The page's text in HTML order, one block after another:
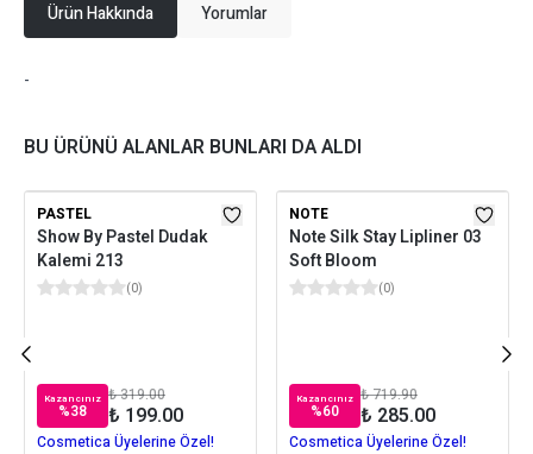
Ürün Hakkında Yorumlar
-
BU ÜRÜNÜ ALANLAR BUNLARI DA ALDI
PASTEL
Show By Pastel Dudak
Kalemi 213
(0)
Kazancınız
%38
₺ 319.00
₺ 199.00
Cosmetica Üyelerine Özel!
NOTE
Note Silk Stay Lipliner 03
Soft Bloom
(0)
Kazancınız
%60
₺ 719.90
₺ 285.00
Cosmetica Üyelerine Özel!